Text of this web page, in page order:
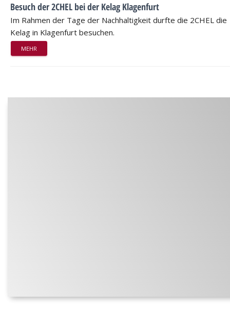
Besuch der 2CHEL bei der Kelag Klagenfurt
Im Rahmen der Tage der Nachhaltigkeit durfte die 2CHEL die
Kelag in Klagenfurt besuchen.
MEHR